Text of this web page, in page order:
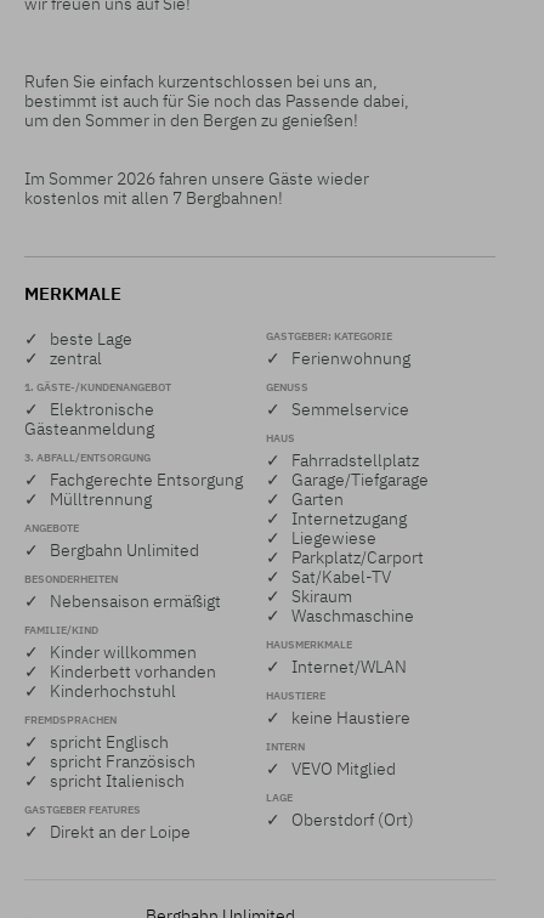
Rufen Sie einfach kurzentschlossen bei uns an,
bestimmt ist auch für Sie noch das Passende dabei,
um den Sommer in den Bergen zu genießen!
Im Sommer 2026 fahren unsere Gäste wieder
kostenlos mit allen 7 Bergbahnen!
MERKMALE
✓ beste Lage
✓ zentral
1. GÄSTE-/KUNDENANGEBOT
✓ Elektronische
Gästeanmeldung
3. ABFALL/ENTSORGUNG
✓ Fachgerechte Entsorgung
✓ Mülltrennung
ANGEBOTE
✓ Bergbahn Unlimited
BESONDERHEITEN
✓ Nebensaison ermäßigt
FAMILIE/KIND
✓ Kinder willkommen
✓ Kinderbett vorhanden
✓ Kinderhochstuhl
FREMDSPRACHEN
✓ spricht Englisch
✓ spricht Französisch
✓ spricht Italienisch
GASTGEBER FEATURES
✓ Direkt an der Loipe
GASTGEBER: KATEGORIE
✓ Ferienwohnung
GENUSS
✓ Semmelservice
HAUS
✓ Fahrradstellplatz
✓ Garage/Tiefgarage
✓ Garten
✓ Internetzugang
✓ Liegewiese
✓ Parkplatz/Carport
✓ Sat/Kabel-TV
✓ Skiraum
✓ Waschmaschine
HAUSMERKMALE
✓ Internet/WLAN
HAUSTIERE
✓ keine Haustiere
INTERN
✓ VEVO Mitglied
LAGE
✓ Oberstdorf (Ort)